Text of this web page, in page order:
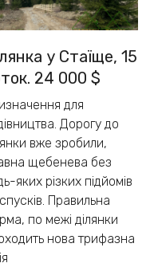
у Стаїще, 15
24 000 $
для
Дорогу до
вже зробили,
щебенева без
яких різких підйомів
Правильна
по межі ділянки
нова трифазна